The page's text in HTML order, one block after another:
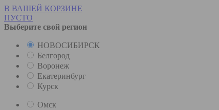
В ВАШЕЙ КОРЗИНЕ
ПУСТО
Выберите свой регион
НОВОСИБИРСК
Белгород
Воронеж
Екатеринбург
Курск
Омск